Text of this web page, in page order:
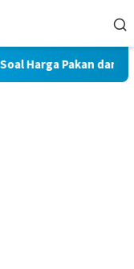
Harga Pakan dan Telur